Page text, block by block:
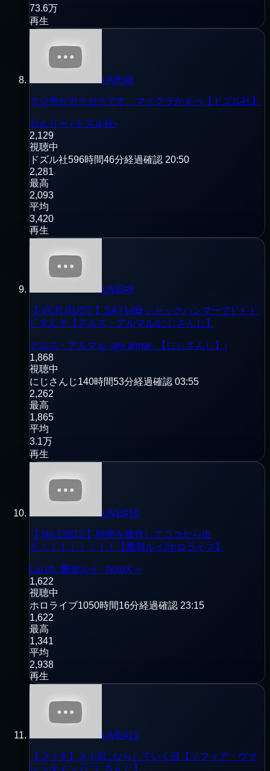
73.6万
再生
LIVE#8
マジ声がガラガラです マイクラかえぺ【ドズル社】
おんりー / ドズル社›
2,129
視聴中
ドズル社596時間46分経過確認 20:50
2,281
最高
2,093
平均
3,420
再生
LIVE#9
【 VCR RUST 】SAY14💀ジャックハンマーでﾄﾞﾄﾞﾄﾞ
ﾄﾞすんぞ【アルス・アルマル/にじさんじ】
アルス・アルマル -ars almal- 【にじさんじ】 ›
1,868
視聴中
にじさんじ140時間53分経過確認 03:55
2,262
最高
1,865
平均
3.1万
再生
LIVE#10
【 No.13813 】時間を操作してココから出
ろ！！！！！！！！【鷹嶺ルイ/ホロライブ】
Lui ch. 鷹嶺ルイ - holoX -›
1,622
視聴中
ホロライブ1050時間16分経過確認 23:15
1,622
最高
1,341
平均
2,938
再生
LIVE#11
【 スト6 】スト6にならしていく日【ソフィア・ヴァ